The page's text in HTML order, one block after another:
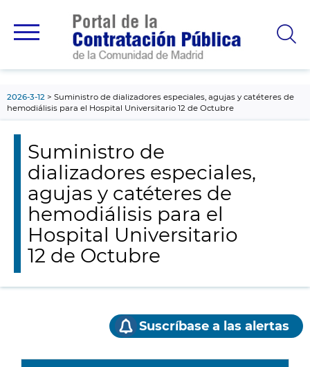
principal
2026-3-12
Suministro de dializadores especiales, agujas y catéteres de
hemodiálisis para el Hospital Universitario 12 de Octubre
Suministro de
dializadores especiales,
agujas y catéteres de
hemodiálisis para el
Hospital Universitario
12 de Octubre
Suscríbase a las alertas